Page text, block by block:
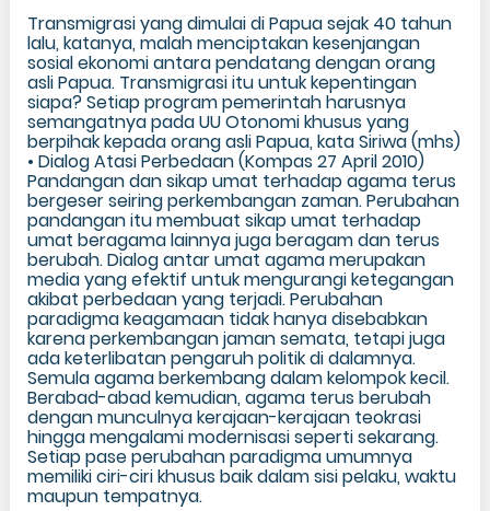
Transmigrasi yang dimulai di Papua sejak 40 tahun
lalu, katanya, malah menciptakan kesenjangan
sosial ekonomi antara pendatang dengan orang
asli Papua. Transmigrasi itu untuk kepentingan
siapa? Setiap program pemerintah harusnya
semangatnya pada UU Otonomi khusus yang
berpihak kepada orang asli Papua, kata Siriwa (mhs)
• Dialog Atasi Perbedaan (Kompas 27 April 2010)
Pandangan dan sikap umat terhadap agama terus
bergeser seiring perkembangan zaman. Perubahan
pandangan itu membuat sikap umat terhadap
umat beragama lainnya juga beragam dan terus
berubah. Dialog antar umat agama merupakan
media yang efektif untuk mengurangi ketegangan
akibat perbedaan yang terjadi. Perubahan
paradigma keagamaan tidak hanya disebabkan
karena perkembangan jaman semata, tetapi juga
ada keterlibatan pengaruh politik di dalamnya.
Semula agama berkembang dalam kelompok kecil.
Berabad-abad kemudian, agama terus berubah
dengan munculnya kerajaan-kerajaan teokrasi
hingga mengalami modernisasi seperti sekarang.
Setiap pase perubahan paradigma umumnya
memiliki ciri-ciri khusus baik dalam sisi pelaku, waktu
maupun tempatnya.